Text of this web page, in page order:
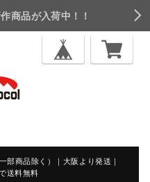
商品が入荷中！！
部商品除く）｜大阪より発送｜
送料無料